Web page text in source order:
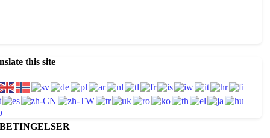
this site
BETINGELSER